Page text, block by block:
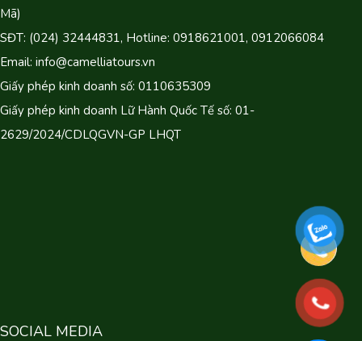
Mã)
SĐT: (024) 32444831, Hotline: 0918621001, 0912066084
Email: info@camelliatours.vn
Giấy phép kinh doanh số: 0110635309
Giấy phép kinh doanh Lữ Hành Quốc Tế số: 01-
2629/2024/CDLQGVN-GP LHQT
SOCIAL MEDIA